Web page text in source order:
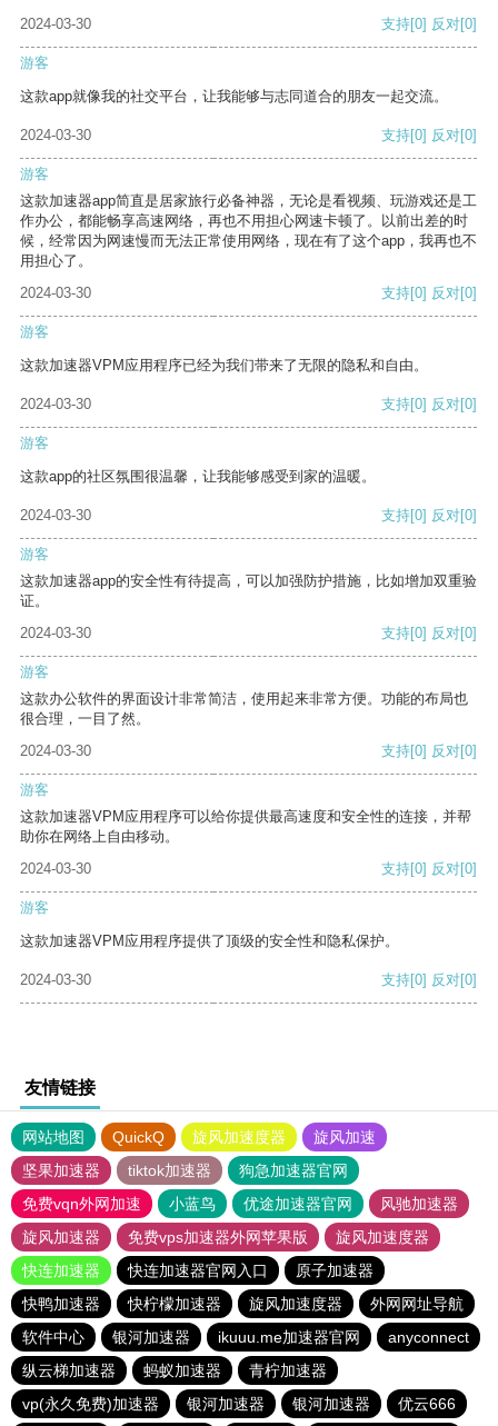
2024-03-30 支持[0] 反对[0]
游客
这款app就像我的社交平台，让我能够与志同道合的朋友一起交流。
2024-03-30 支持[0] 反对[0]
游客
这款加速器app简直是居家旅行必备神器，无论是看视频、玩游戏还是工
作办公，都能畅享高速网络，再也不用担心网速卡顿了。以前出差的时
候，经常因为网速慢而无法正常使用网络，现在有了这个app，我再也不
用担心了。
2024-03-30
支持[0] 反对[0]
游客
这款加速器VPM应用程序已经为我们带来了无限的隐私和自由。
2024-03-30 支持[0] 反对[0]
游客
这款app的社区氛围很温馨，让我能够感受到家的温暖。
2024-03-30 支持[0] 反对[0]
游客
这款加速器app的安全性有待提高，可以加强防护措施，比如增加双重验
证。
2024-03-30
支持[0] 反对[0]
游客
这款办公软件的界面设计非常简洁，使用起来非常方便。功能的布局也
很合理，一目了然。
2024-03-30
支持[0] 反对[0]
游客
这款加速器VPM应用程序可以给你提供最高速度和安全性的连接，并帮
助你在网络上自由移动。
2024-03-30
支持[0] 反对[0]
游客
这款加速器VPM应用程序提供了顶级的安全性和隐私保护。
2024-03-30 支持[0] 反对[0]
友情链接
网站地图 QuickQ 旋风加速度器
旋风加速
坚果加速器
tiktok加速器
狗急加速器官网
免费vqn外网加速
小蓝鸟 优途加速器官网
风驰加速器
旋风加速器
免费vps加速器外网苹果版
旋风加速度器
快连加速器
快连加速器官网入口
原子加速器
快鸭加速器
快柠檬加速器 旋风加速度器
外网网址导航
软件中心
银河加速器 ikuuu.me加速器官网
anyconnect
纵云梯加速器
蚂蚁加速器
青柠加速器
vp(永久免费)加速器
银河加速器 银河加速器 优云666